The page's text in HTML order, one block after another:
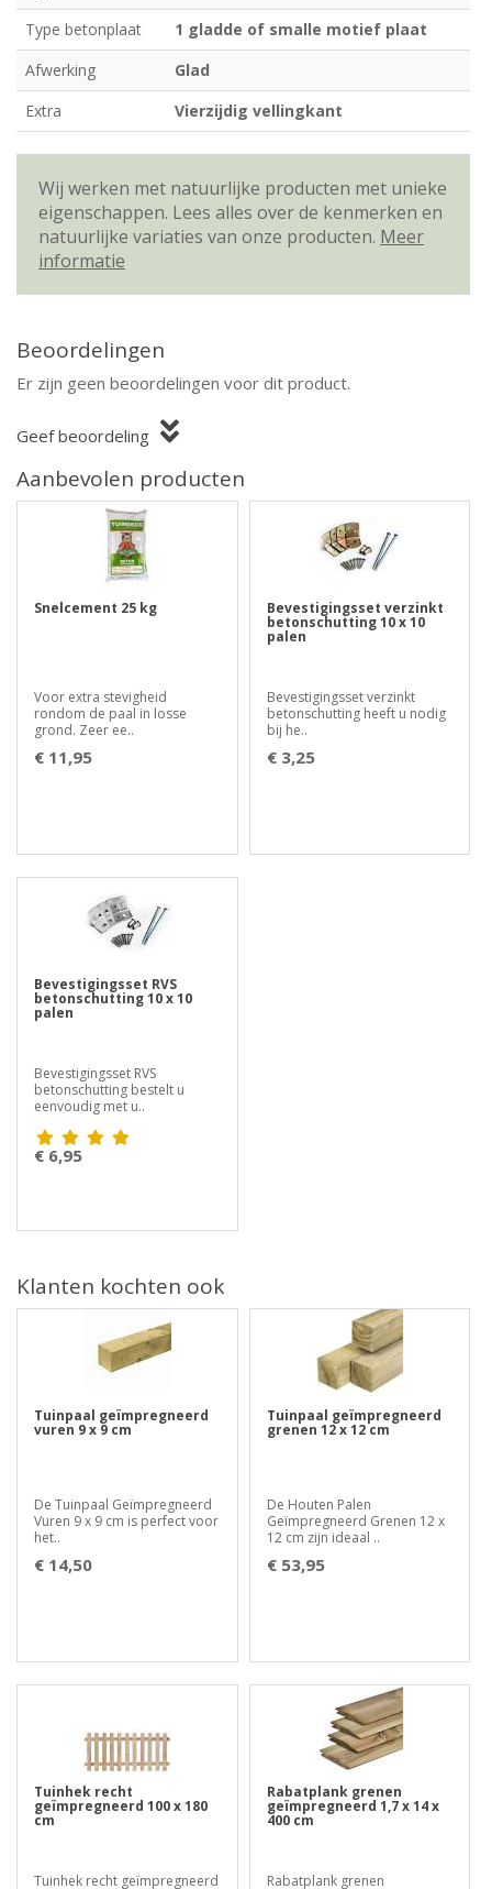
Type betonplaat
1 gladde of smalle motief plaat
Afwerking
Glad
Extra
Vierzijdig vellingkant
Wij werken met natuurlijke producten met unieke
eigenschappen. Lees alles over de kenmerken en
natuurlijke variaties van onze producten. Meer
informatie
Beoordelingen
Er zijn geen beoordelingen voor dit product.
Geef beoordeling
Aanbevolen producten
Snelcement 25 kg
Voor extra stevigheid
rondom de paal in losse
grond. Zeer ee..
€ 11,95
Bevestigingsset verzinkt
betonschutting 10 x 10
palen
Bevestigingsset verzinkt
betonschutting heeft u nodig
bij he..
€ 3,25
Bevestigingsset RVS
betonschutting 10 x 10
palen
Bevestigingsset RVS
betonschutting bestelt u
eenvoudig met u..
€ 6,95
Klanten kochten ook
Tuinpaal geïmpregneerd
vuren 9 x 9 cm
De Tuinpaal Geïmpregneerd
Vuren 9 x 9 cm is perfect voor
het..
€ 14,50
Tuinpaal geïmpregneerd
grenen 12 x 12 cm
De Houten Palen
Geïmpregneerd Grenen 12 x
12 cm zijn ideaal ..
€ 53,95
Tuinhek recht
geïmpregneerd 100 x 180
cm
Tuinhek recht geïmpregneerd
Rabatplank grenen
geïmpregneerd 1,7 x 14 x
400 cm
Rabatplank grenen